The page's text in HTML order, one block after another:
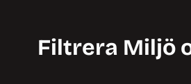
Filtrera Miljö